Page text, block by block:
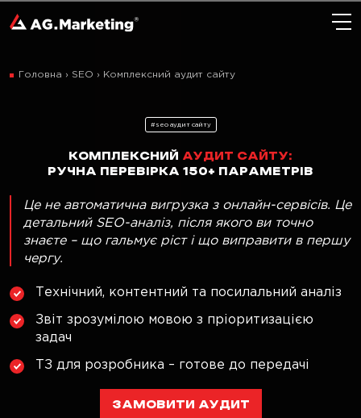
Головна › SEO › Комплексний аудит сайту
#seo аудит сайту
КОМПЛЕКСНИЙ АУДИТ САЙТУ:
РУЧНА ПЕРЕВІРКА 150+ ПАРАМЕТРІВ
Це не автоматична вигрузка з онлайн-сервісів. Це
детальний SEO-аналіз, після якого ви точно
знаєте – що гальмує ріст і що виправити в першу
чергу.
Технічний, контентний та посилальний аналіз
Звіт зрозумілою мовою з пріоритизацією
задач
ТЗ для розробника – готове до передачі
ЗАМОВИТИ АУДИТ